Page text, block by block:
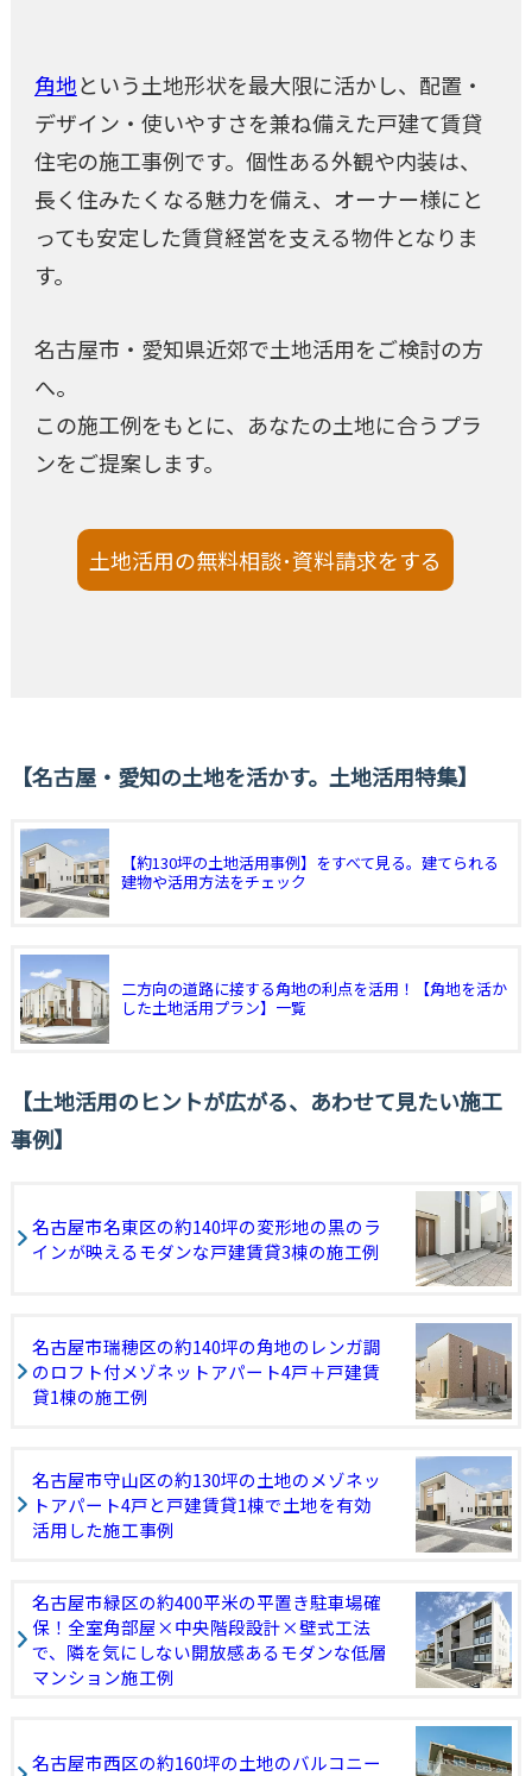
角地という土地形状を最大限に活かし、配置・
デザイン・使いやすさを兼ね備えた戸建て賃貸
住宅の施工事例です。個性ある外観や内装は、
長く住みたくなる魅力を備え、オーナー様にと
っても安定した賃貸経営を支える物件となりま
す。
名古屋市・愛知県近郊で土地活用をご検討の方
へ。
この施工例をもとに、あなたの土地に合うプラ
ンをご提案します。
土地活用の無料相談･資料請求をする
名古屋・愛知の土地を活かす。土地活用特集
【約130坪の土地活用事例】をすべて見る。建てられる
建物や活用方法をチェック
二方向の道路に接する角地の利点を活用！【角地を活か
した土地活用プラン】一覧
土地活用のヒントが広がる、あわせて見たい施工
事例
名古屋市名東区の約140坪の変形地の黒のラ
インが映えるモダンな戸建賃貸3棟の施工例
名古屋市瑞穂区の約140坪の角地のレンガ調
のロフト付メゾネットアパート4戸＋戸建賃
貸1棟の施工例
名古屋市守山区の約130坪の土地のメゾネッ
トアパート4戸と戸建賃貸1棟で土地を有効
活用した施工事例
名古屋市緑区の約400平米の平置き駐車場確
保！全室角部屋×中央階段設計×壁式工法
で、隣を気にしない開放感あるモダンな低層
マンション施工例
名古屋市西区の約160坪の土地のバルコニー